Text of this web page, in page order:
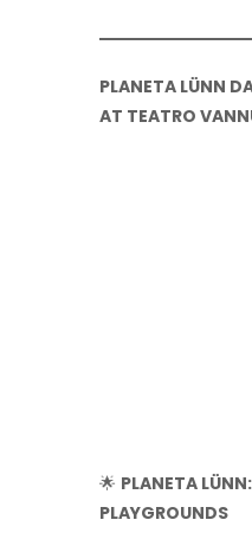
PLANETA LÜNN
AT TEATRO
🌟 PLANETA
PLAYGROUNDS